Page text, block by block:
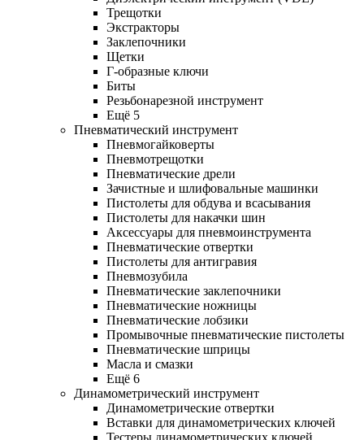
Трещотки
Экстракторы
Заклепочники
Щетки
Г-образные ключи
Биты
Резьбонарезной инструмент
Ещё 5
Пневматический инструмент
Пневмогайковерты
Пневмотрещотки
Пневматические дрели
Зачистные и шлифовальные машинки
Пистолеты для обдува и всасывания
Пистолеты для накачки шин
Аксессуары для пневмоинструмента
Пневматические отвертки
Пистолеты для антигравия
Пневмозубила
Пневматические заклепочники
Пневматические ножницы
Пневматические лобзики
Промывочные пневматические пистолеты
Пневматические шприцы
Масла и смазки
Ещё 6
Динамометрический инструмент
Динамометрические отвертки
Вставки для динамометрических ключей